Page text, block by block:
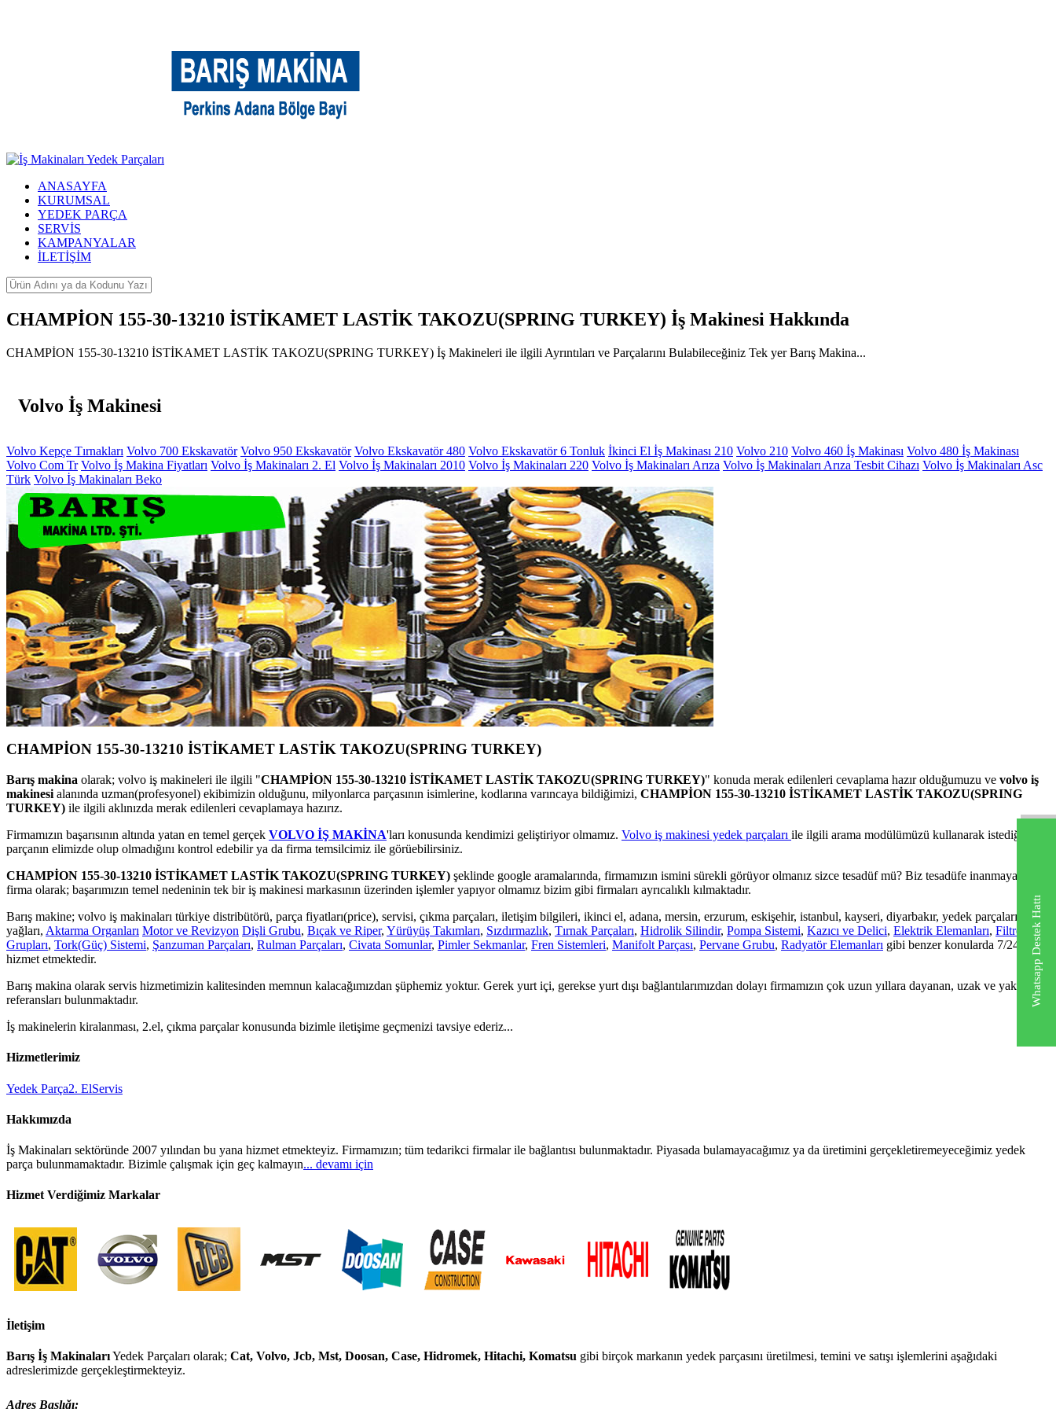
ANASAYFA
KURUMSAL
YEDEK PARÇA
SERVİS
KAMPANYALAR
İLETİŞİM
CHAMPİON 155-30-13210 İSTİKAMET LASTİK TAKOZU(SPRING TURKEY) İş Makinesi Hakkında
CHAMPİON 155-30-13210 İSTİKAMET LASTİK TAKOZU(SPRING TURKEY) İş Makineleri ile ilgili Ayrıntıları ve Parçalarını Bulabileceğiniz Tek yer Barış Makina...
Volvo İş Makinesi
Volvo Kepçe Tırnakları Volvo 700 Ekskavatör Volvo 950 Ekskavatör Volvo Ekskavatör 480 Volvo Ekskavatör 6 Tonluk İkinci El İş Makinası 210 Volvo 210 Volvo 460 İş Makinası Volvo 480 İş Makinası
Volvo Com Tr Volvo İş Makina Fiyatları Volvo İş Makinaları 2. El Volvo İş Makinaları 2010 Volvo İş Makinaları 220 Volvo İş Makinaları Arıza Volvo İş Makinaları Arıza Tesbit Cihazı Volvo İş Makinaları Asc
Türk Volvo İş Makinaları Beko
CHAMPİON 155-30-13210 İSTİKAMET LASTİK TAKOZU(SPRING TURKEY)
Barış makina olarak; volvo iş makineleri ile ilgili "CHAMPİON 155-30-13210 İSTİKAMET LASTİK TAKOZU(SPRING TURKEY)" konuda merak edilenleri cevaplama hazır olduğumuzu ve volvo iş
makinesi alanında uzman(profesyonel) ekibimizin olduğunu, milyonlarca parçasının isimlerine, kodlarına varıncaya bildiğimizi, CHAMPİON 155-30-13210 İSTİKAMET LASTİK TAKOZU(SPRING
TURKEY) ile ilgili aklınızda merak edilenleri cevaplamaya hazırız.
Firmamızın başarısının altında yatan en temel gerçek VOLVO İŞ MAKİNA'ları konusunda kendimizi geliştiriyor olmamız. Volvo iş makinesi yedek parçaları ile ilgili arama modülümüzü kullanarak istediğiniz
parçanın elimizde olup olmadığını kontrol edebilir ya da firma temsilcimiz ile görüebilirsiniz.
CHAMPİON 155-30-13210 İSTİKAMET LASTİK TAKOZU(SPRING TURKEY) şeklinde google aramalarında, firmamızın ismini sürekli görüyor olmanız sizce tesadüf mü? Biz tesadüfe inanmayan bir
firma olarak; başarımızın temel nedeninin tek bir iş makinesi markasının üzerinden işlemler yapıyor olmamız bizim gibi firmaları ayrıcalıklı kılmaktadır.
Barış makine; volvo iş makinaları türkiye distribütörü, parça fiyatları(price), servisi, çıkma parçaları, iletişim bilgileri, ikinci el, adana, mersin, erzurum, eskişehir, istanbul, kayseri, diyarbakır, yedek parçaları,
yağları, Aktarma Organları Motor ve Revizyon Dişli Grubu, Bıçak ve Riper, Yürüyüş Takımları, Sızdırmazlık, Tırnak Parçaları, Hidrolik Silindir, Pompa Sistemi, Kazıcı ve Delici, Elektrik Elemanları, Filtre
Grupları, Tork(Güç) Sistemi, Şanzuman Parçaları, Rulman Parçaları, Civata Somunlar, Pimler Sekmanlar, Fren Sistemleri, Manifolt Parçası, Pervane Grubu, Radyatör Elemanları gibi benzer konularda 7/24
hizmet etmektedir.
Barış makina olarak servis hizmetimizin kalitesinden memnun kalacağımızdan şüphemiz yoktur. Gerek yurt içi, gerekse yurt dışı bağlantılarımızdan dolayı firmamızın çok uzun yıllara dayanan, uzak ve yakın
referansları bulunmaktadır.
İş makinelerin kiralanması, 2.el, çıkma parçalar konusunda bizimle iletişime geçmenizi tavsiye ederiz...
Hizmetlerimiz
Yedek Parça2. ElServis
Hakkımızda
İş Makinaları sektöründe 2007 yılından bu yana hizmet etmekteyiz. Firmamızın; tüm tedarikci firmalar ile bağlantısı bulunmaktadır. Piyasada bulamayacağımız ya da üretimini gerçekletiremeyeceğimiz yedek
parça bulunmamaktadır. Bizimle çalışmak için geç kalmayın... devamı için
Hizmet Verdiğimiz Markalar
İletişim
Barış İş MakinalarıYedek Parçaları olarak; Cat, Volvo, Jcb, Mst, Doosan, Case, Hidromek, Hitachi, Komatsu gibi birçok markanın yedek parçasını üretilmesi, temini ve satışı işlemlerini aşağıdaki
adreslerimizde gerçekleştirmekteyiz.
Adres Başlığı:
Whatsapp Destek Hattı